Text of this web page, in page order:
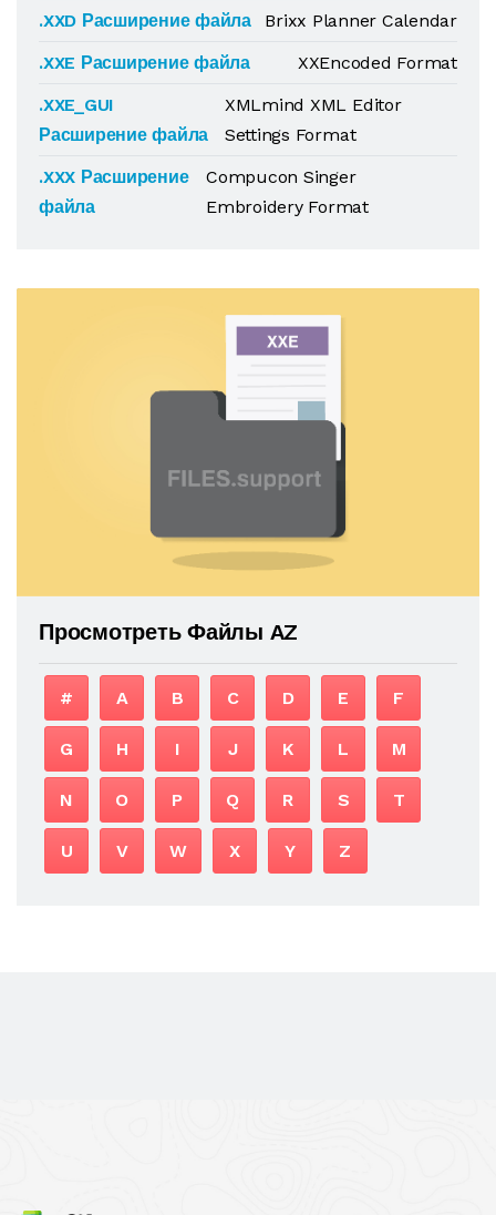
.XXD Расширение файла
Brixx Planner Calendar
.XXE Расширение файла
XXEncoded Format
.XXE_GUI
Расширение файла
XMLmind XML Editor
Settings Format
.XXX Расширение
файла
Compucon Singer
Embroidery Format
Просмотреть Файлы AZ
# A B C D E F
G H I J K L M
N O P Q R S T
U V W X Y Z